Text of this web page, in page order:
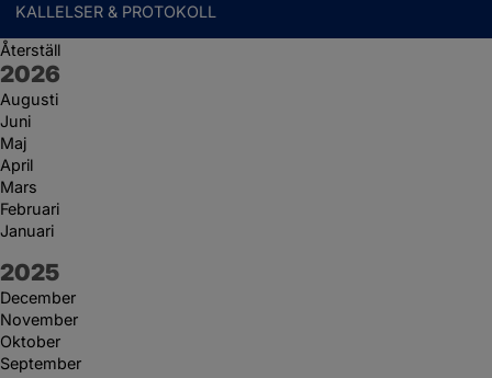
KALLELSER & PROTOKOLL
Återställ
År:
2026
Augusti
Juni
Maj
April
Mars
Februari
Januari
År:
2025
December
November
Oktober
September